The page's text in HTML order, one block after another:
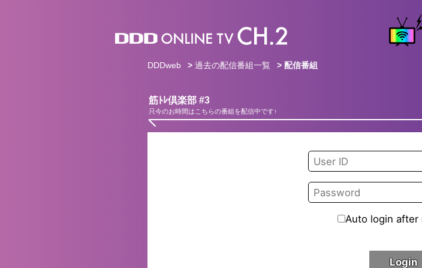
DDDweb > 過去の配信番組一覧 > 配信番組
筋ﾄﾚ倶楽部 #3
只今のお時間はこちらの番組を配信中です↑